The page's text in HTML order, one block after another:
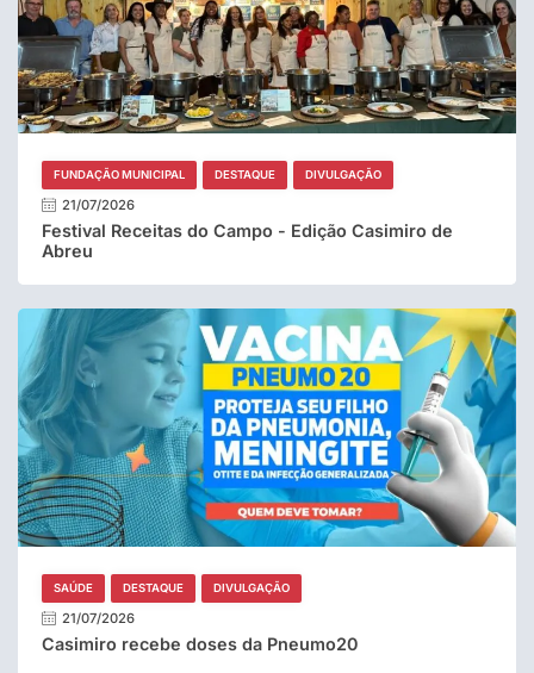
FUNDAÇÃO MUNICIPAL DESTAQUE DIVULGAÇÃO
21/07/2026
Festival Receitas do Campo - Edição Casimiro de
Abreu
SAÚDE DESTAQUE DIVULGAÇÃO
21/07/2026
Casimiro recebe doses da Pneumo20